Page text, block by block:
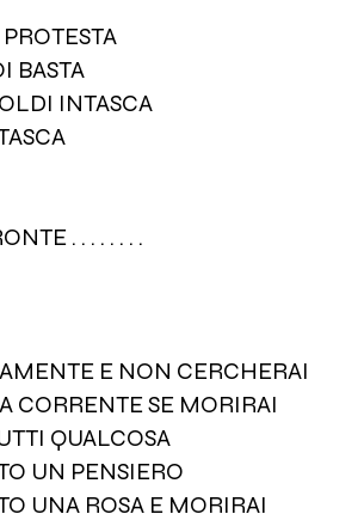
BASTA
INTASCA
. . . . . . . .
E NON CERCHERAI
CORRENTE SE MORIRAI
QUALCOSA
UN PENSIERO
UNA ROSA E MORIRAI